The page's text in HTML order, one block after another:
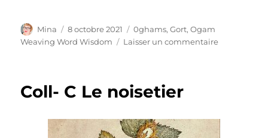
Auteur
Mina
Publié
le
8 octobre 2021 Catégories
0ghams,Gort,Ogam
Weaving Word Wisdom
Laisser un commentairesur
Coll- C Le noisetier